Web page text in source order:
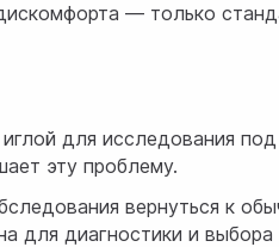
— только
для исследования
эту проблему.
вернуться к
для диагностики и